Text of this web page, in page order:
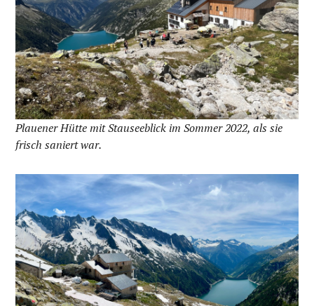
Plauener Hütte mit Stauseeblick im Sommer 2022, als sie
frisch saniert war.